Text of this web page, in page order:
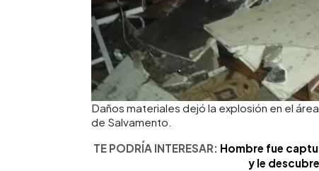
Daños materiales dejó la explosión en el
de Salvamento.
TE PODRÍA INTERESAR: Hombre fue
y le